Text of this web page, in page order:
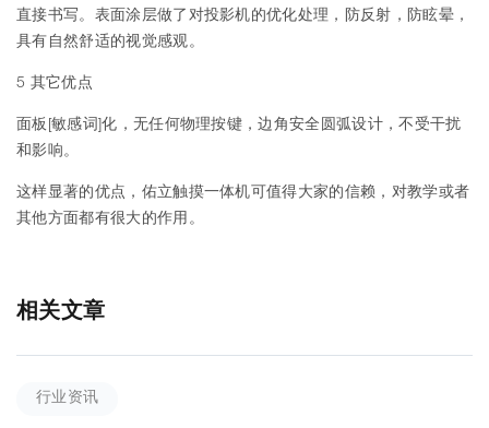
直接书写。表面涂层做了对投影机的优化处理，防反射，防眩晕，
具有自然舒适的视觉感观。
5 其它优点
面板[敏感词]化，无任何物理按键，边角安全圆弧设计，不受干扰
和影响。
这样显著的优点，佑立触摸一体机可值得大家的信赖，对教学或者
其他方面都有很大的作用。
相关文章
行业资讯